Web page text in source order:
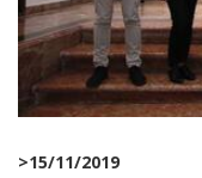
>15/11/2019